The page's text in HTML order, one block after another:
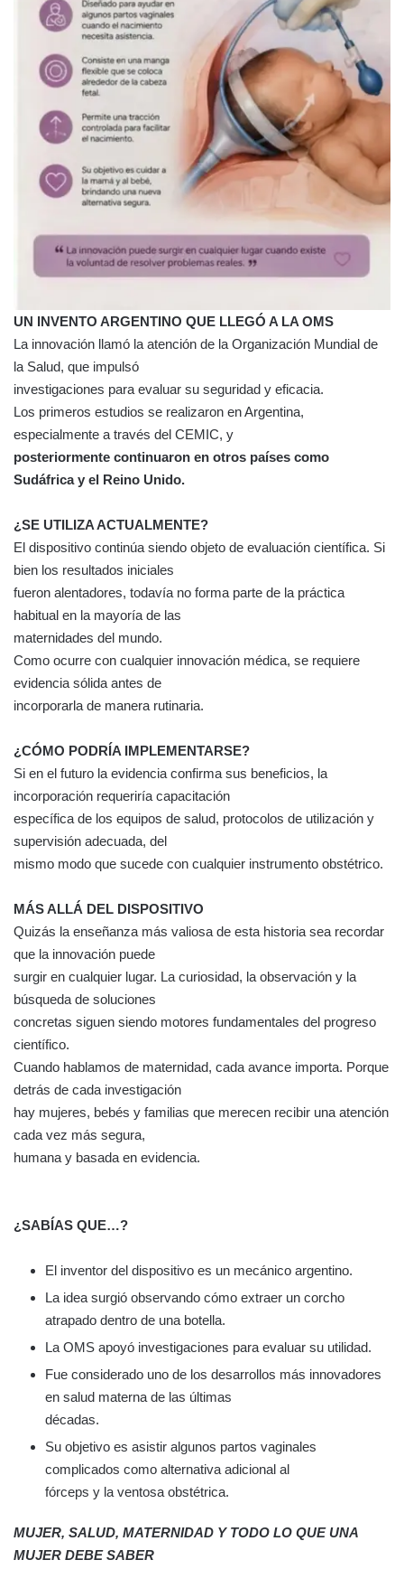
UN INVENTO ARGENTINO QUE LLEGÓ A LA OMS
La innovación llamó la atención de la Organización Mundial de
la Salud, que impulsó
investigaciones para evaluar su seguridad y eficacia.
Los primeros estudios se realizaron en Argentina,
especialmente a través del CEMIC, y
posteriormente continuaron en otros países como
Sudáfrica y el Reino Unido.
¿SE UTILIZA ACTUALMENTE?
El dispositivo continúa siendo objeto de evaluación científica. Si
bien los resultados iniciales
fueron alentadores, todavía no forma parte de la práctica
habitual en la mayoría de las
maternidades del mundo.
Como ocurre con cualquier innovación médica, se requiere
evidencia sólida antes de
incorporarla de manera rutinaria.
¿CÓMO PODRÍA IMPLEMENTARSE?
Si en el futuro la evidencia confirma sus beneficios, la
incorporación requeriría capacitación
específica de los equipos de salud, protocolos de utilización y
supervisión adecuada, del
mismo modo que sucede con cualquier instrumento obstétrico.
MÁS ALLÁ DEL DISPOSITIVO
Quizás la enseñanza más valiosa de esta historia sea recordar
que la innovación puede
surgir en cualquier lugar. La curiosidad, la observación y la
búsqueda de soluciones
concretas siguen siendo motores fundamentales del progreso
científico.
Cuando hablamos de maternidad, cada avance importa. Porque
detrás de cada investigación
hay mujeres, bebés y familias que merecen recibir una atención
cada vez más segura,
humana y basada en evidencia.
¿SABÍAS QUE…?
El inventor del dispositivo es un mecánico argentino.
La idea surgió observando cómo extraer un corcho
atrapado dentro de una botella.
La OMS apoyó investigaciones para evaluar su utilidad.
Fue considerado uno de los desarrollos más innovadores
en salud materna de las últimas
décadas.
Su objetivo es asistir algunos partos vaginales
complicados como alternativa adicional al
fórceps y la ventosa obstétrica.
MUJER, SALUD, MATERNIDAD Y TODO LO QUE UNA
MUJER DEBE SABER